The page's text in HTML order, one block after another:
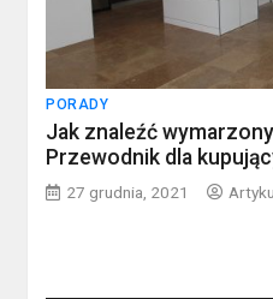
PORADY
Jak znaleźć
Przewodnik dla
27 grudnia, 2021